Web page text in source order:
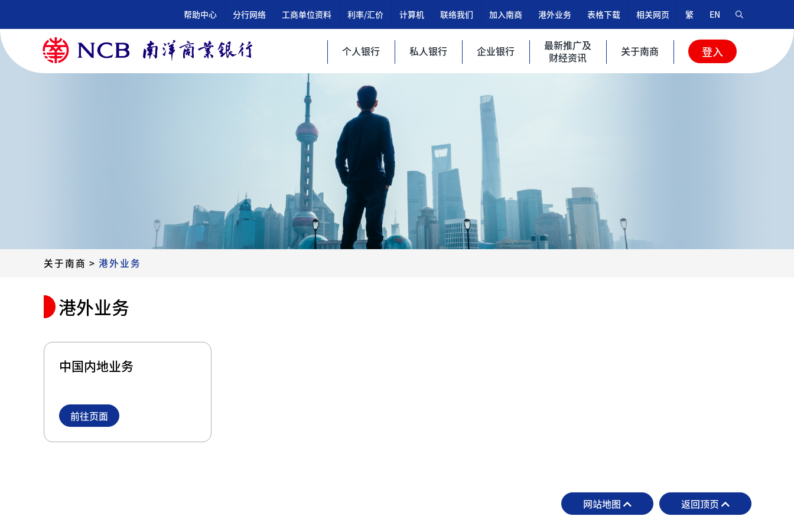
内
容
帮助中心 分行网络 工商单位资料 利率/汇价 计算机 联络我们 加入南商 港外业务 表格下载 相关网页 繁 EN
个人银行 私人银行 企业银行
最新推广及
财经资讯
关于南商 登入
关于南商 > 港外业务
港外业务
中国内地业务
前往页面
网站地图 返回顶页